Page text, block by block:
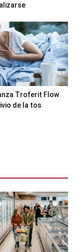
Troferit Flow
de la tos